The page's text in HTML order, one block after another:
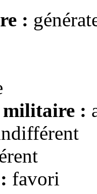
:
militaire :
favori